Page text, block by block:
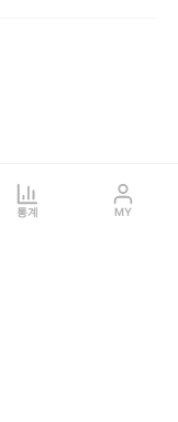
통계 MY